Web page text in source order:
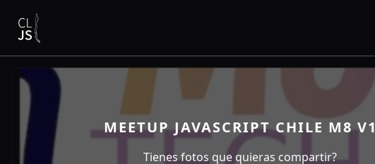
MEETUP JAVASCRIPT CHILE M8 V1
Tienes fotos que quieras compartir?